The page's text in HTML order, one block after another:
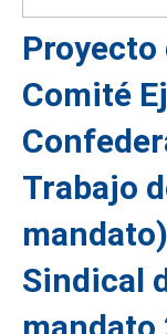
Comité
Trabajo
Sindical